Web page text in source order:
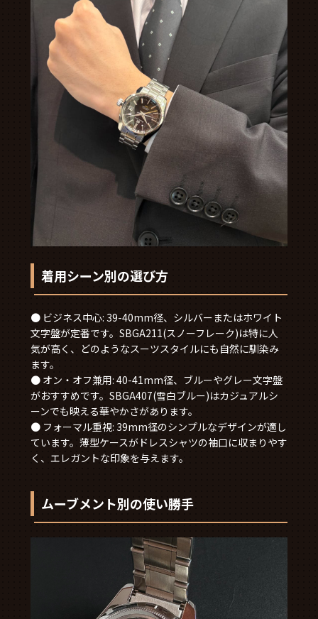
着用シーン別の選び方
● ビジネス中心: 39-40mm径、シルバーまたはホワイト
文字盤が定番です。SBGA211(スノーフレーク)は特に人
気が高く、どのようなスーツスタイルにも自然に馴染み
ます。
● オン・オフ兼用: 40-41mm径、ブルーやグレー文字盤
がおすすめです。SBGA407(雪白ブルー)はカジュアルシ
ーンでも映える華やかさがあります。
● フォーマル重視: 39mm径のシンプルなデザインが適し
ています。薄型ケースがドレスシャツの袖口に収まりやす
く、エレガントな印象を与えます。
ムーブメント別の使い勝手